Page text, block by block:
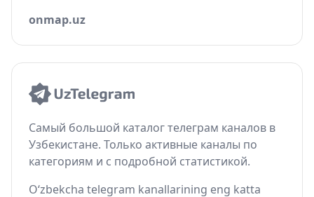
onmap.uz
Самый большой каталог телеграм каналов в
Узбекистане. Только активные каналы по
категориям и с подробной статистикой.
O‘zbekcha telegram kanallarining eng katta